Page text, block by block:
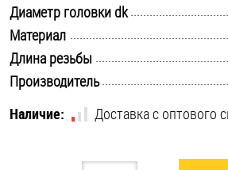
Шплинты
Штифты и пальцы
Диаметр головки dk
Материал
Длина резьбы
Производитель
Наличие:
Доставка с оптового